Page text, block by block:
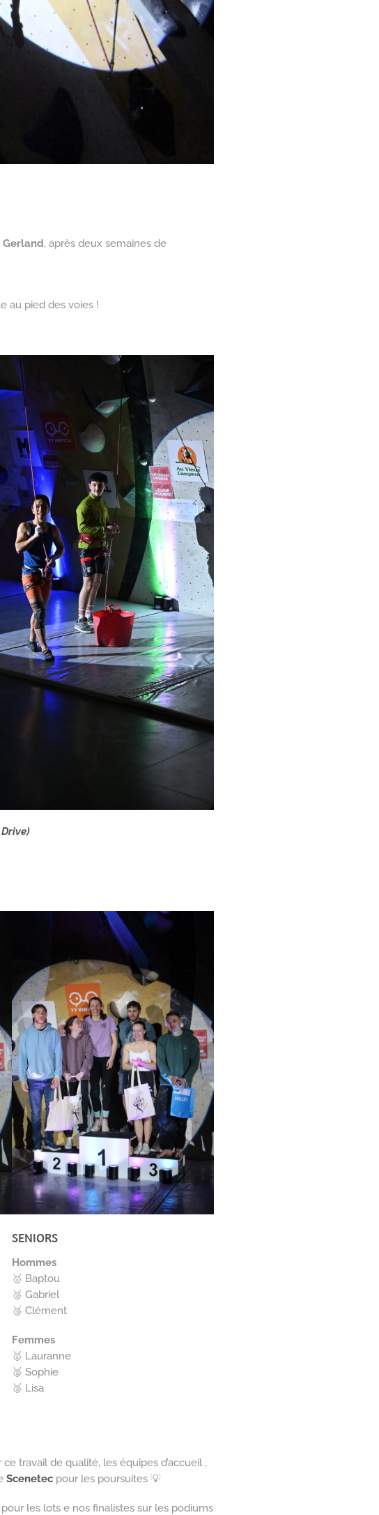
, après deux semaines de
au pied des voies !
SENIORS
Hommes
🥇 Baptou
🥈 Gabriel
🥉 Clément
Femmes
🥇 Lauranne
🥈 Sophie
🥉 Lisa
travail de qualité, les équipes d’accueil ,
Scenetec pour les poursuites 💡
pour les lots e nos finalistes sur les podiums